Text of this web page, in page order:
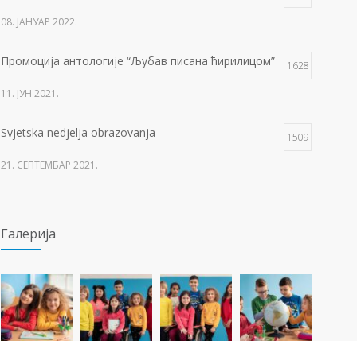
08. ЈАНУАР 2022.
Промоција антологије “Љубав писана ћирилицом” 1628
11. ЈУН 2021.
Svjetska nedjelja obrazovanja 1509
21. СЕПТЕМБАР 2021.
09. ОКТОБАР 2021.
Прва награда на понос Града Добоја 1426
22. МАРТ 2021.
Галерија